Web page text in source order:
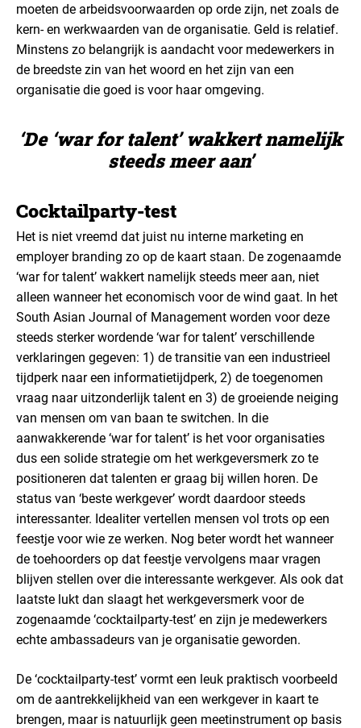
moeten de arbeidsvoorwaarden op orde zijn, net zoals de
kern- en werkwaarden van de organisatie. Geld is relatief.
Minstens zo belangrijk is aandacht voor medewerkers in
de breedste zin van het woord en het zijn van een
organisatie die goed is voor haar omgeving.
‘De ‘war for talent’ wakkert namelijk
steeds meer aan’
Cocktailparty-test
Het is niet vreemd dat juist nu interne marketing en
employer branding zo op de kaart staan. De zogenaamde
‘war for talent’ wakkert namelijk steeds meer aan, niet
alleen wanneer het economisch voor de wind gaat. In het
South Asian Journal of Management worden voor deze
steeds sterker wordende ‘war for talent’ verschillende
verklaringen gegeven: 1) de transitie van een industrieel
tijdperk naar een informatietijdperk, 2) de toegenomen
vraag naar uitzonderlijk talent en 3) de groeiende neiging
van mensen om van baan te switchen. In die
aanwakkerende ‘war for talent’ is het voor organisaties
dus een solide strategie om het werkgeversmerk zo te
positioneren dat talenten er graag bij willen horen. De
status van ‘beste werkgever’ wordt daardoor steeds
interessanter. Idealiter vertellen mensen vol trots op een
feestje voor wie ze werken. Nog beter wordt het wanneer
de toehoorders op dat feestje vervolgens maar vragen
blijven stellen over die interessante werkgever. Als ook dat
laatste lukt dan slaagt het werkgeversmerk voor de
zogenaamde ‘cocktailparty-test’ en zijn je medewerkers
echte ambassadeurs van je organisatie geworden.
De ‘cocktailparty-test’ vormt een leuk praktisch voorbeeld
om de aantrekkelijkheid van een werkgever in kaart te
brengen, maar is natuurlijk geen meetinstrument op basis